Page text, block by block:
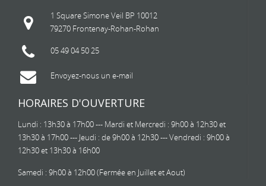
1 Square Simone Veil BP 10012
79270 Frontenay-Rohan-Rohan
05 49 04 50 25
Envoyez-nous un e-mail
HORAIRES D'OUVERTURE
Lundi : 13h30 à 17h00 --- Mardi et Mercredi : 9h00 à 12h30 et
13h30 à 17h00 --- Jeudi : de 9h00 à 12h30 --- Vendredi : 9h00 à
12h30 et 13h30 à 16h00
Samedi : 9h00 à 12h00 (Fermée en Juillet et Aout)